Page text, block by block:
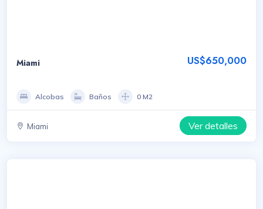
Miami US$650,000
Alcobas Baños 0 M2
Miami Ver detalles